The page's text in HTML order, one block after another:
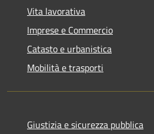
Vita lavorativa
Imprese e Commercio
Catasto e urbanistica
Mobilità e trasporti
Giustizia e sicurezza pubblica